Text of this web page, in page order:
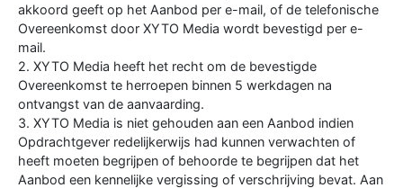
akkoord geeft op het Aanbod per e-mail, of de telefonische
Overeenkomst door XYTO Media wordt bevestigd per e-
mail.
2. XYTO Media heeft het recht om de bevestigde
Overeenkomst te herroepen binnen 5 werkdagen na
ontvangst van de aanvaarding.
3. XYTO Media is niet gehouden aan een Aanbod indien
Opdrachtgever redelijkerwijs had kunnen verwachten of
heeft moeten begrijpen of behoorde te begrijpen dat het
Aanbod een kennelijke vergissing of verschrijving bevat. Aan